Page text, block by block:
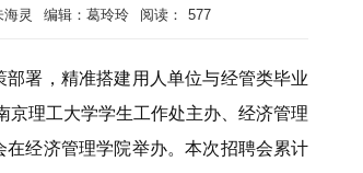
灵 编辑：葛玲玲 阅读： 577
署，精准搭建用人单位与经管类毕业
京理工大学学生工作处主办、经济管理
在经济管理学院举办。本次招聘会累计